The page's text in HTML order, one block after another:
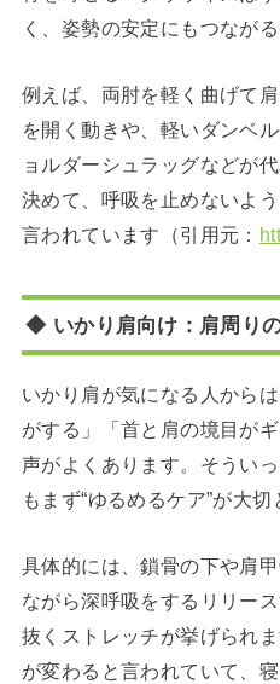
く、姿勢の安定にもつなが
例えば、両肘を軽く曲げて
を開く動きや、軽いダンベ
ョルダーシュラッグなどが
決めて、呼吸を止めないよ
言われています（引用元：
◆ いかり肩向け：肩周り
いかり肩が気になる人から
がする」「首と肩の境目が
声がよくあります。そうい
もまず“ゆるめるケア”が大切
具体的には、鎖骨の下や肩
ながら深呼吸をするリリー
抜くストレッチが挙げられ
が変わると言われていて、